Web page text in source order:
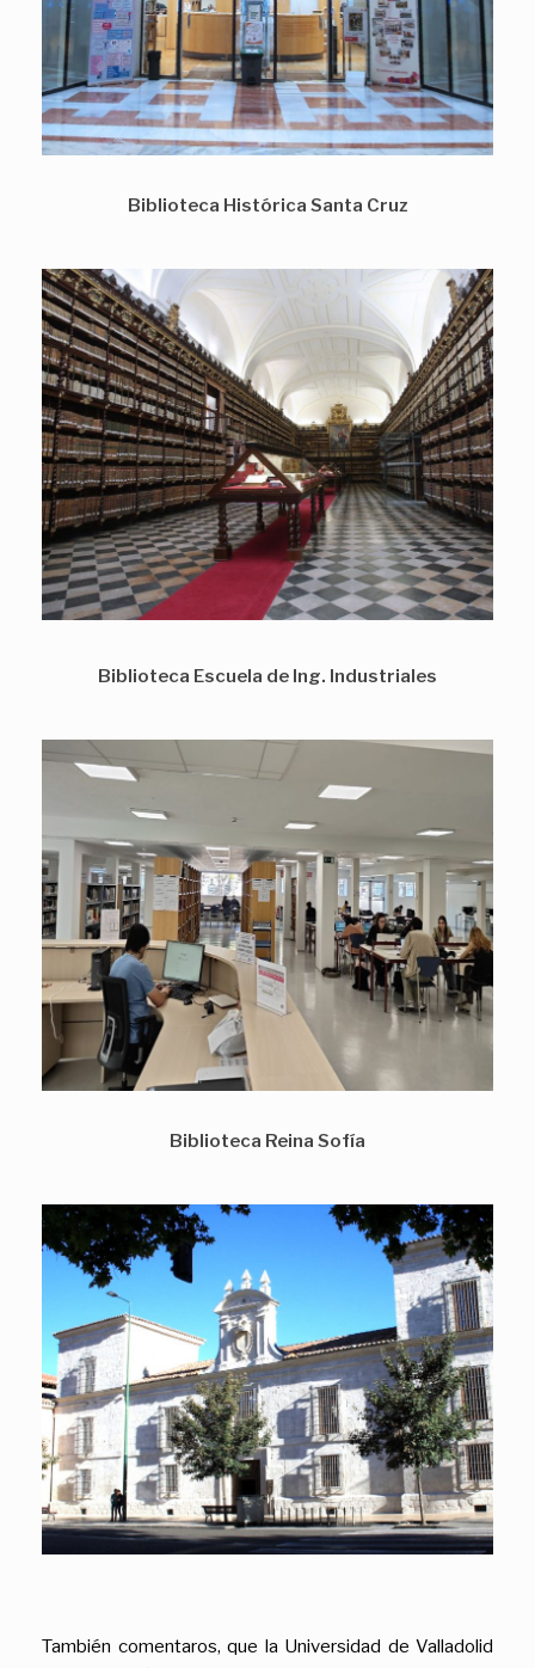
Biblioteca Histórica Santa Cruz
Biblioteca Escuela de Ing. Industriales
Biblioteca Reina Sofía
También comentaros, que la Universidad de Valladolid